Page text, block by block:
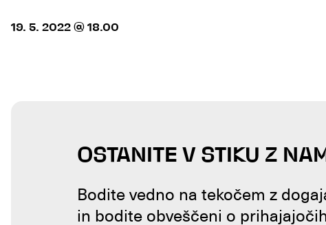
19. 5. 2022 @ 18.00
OSTANITE V STIKU Z
Bodite vedno na tekočem z
in bodite obveščeni o